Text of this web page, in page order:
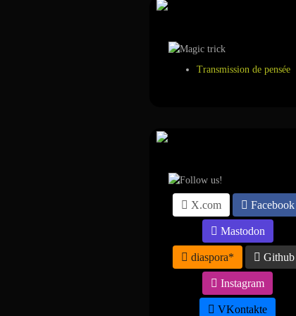
Transmission de pensée
X.com Facebook
Mastodon
diaspora* Github
Instagram
VKontakte